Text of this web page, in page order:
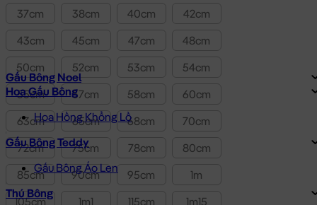
Gấu Bông Noel
Hoa Gấu Bông
Hoa Hồng Khổng Lồ
Gấu Bông Teddy
Gấu Bông Áo Len
Thú Bông
37cm
38cm 40cm
42cm
43cm
45cm 47cm
48cm
50cm
52cm 53cm
54cm
55cm
57cm 58cm
60cm
63cm
65cm 68cm
70cm
72cm
75cm 78cm
80cm
85cm
90cm 95cm
1m
105cm
1m1 115cm
1m15